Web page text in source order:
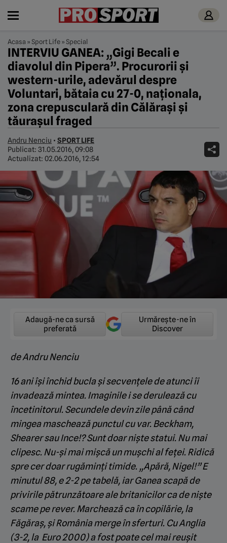
Acasa »Sport Life»Special
INTERVIU GANEA: „Gigi Becali e
diavolul din Pipera”. Procurorii și
western-urile, adevărul despre
Voluntari, bătaia cu 27-0, naționala,
zona crepusculară din Călărași și
tăurașul fraged
Andru Nenciu • SPORT LIFE
Publicat: 31.05.2016, 09:08
Actualizat: 02.06.2016, 12:54
Adaugă-ne ca sursă
preferată
Urmărește-ne în
Discover
de Andru Nenciu
16 ani își închid bucla și secvențele de atunci îi
invadează mintea. Imaginile i se derulează cu
încetinitorul. Secundele devin zile până când
mingea maschează punctul cu var. Beckham,
Shearer sau Ince!? Sunt doar niște statui. Nu mai
clipesc. Nu-și mai mișcă un mușchi al feței. Ridică
spre cer doar rugăminți timide. „Apără, Nigel!” E
minutul 88, e 2-2 pe tabelă, iar Ganea scapă de
privirile pătrunzătoare ale britanicilor ca de niște
scame pe rever. Marchează ca în copilărie, la
Făgăraș, și România merge în sferturi. Cu Anglia
(3-2, la Euro 2000) a fost poate cel mai reușit